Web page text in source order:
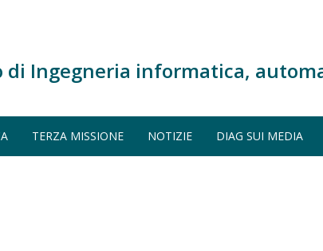
Ingegneria informatica,
TERZA MISSIONE NOTIZIE DIAG SUI MEDIA